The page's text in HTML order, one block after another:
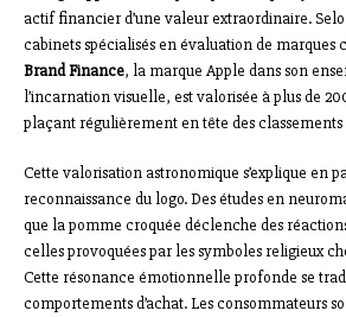
actif financier d’une valeur extraordinaire.
cabinets spécialisés en évaluation de marques
Brand Finance, la marque Apple dans son
l’incarnation visuelle, est valorisée à plus de
plaçant régulièrement en tête des
Cette valorisation astronomique s’explique en
reconnaissance du logo. Des études en
que la pomme croquée déclenche des
celles provoquées par les symboles religieux
Cette résonance émotionnelle profonde se
comportements d’achat. Les consommateurs